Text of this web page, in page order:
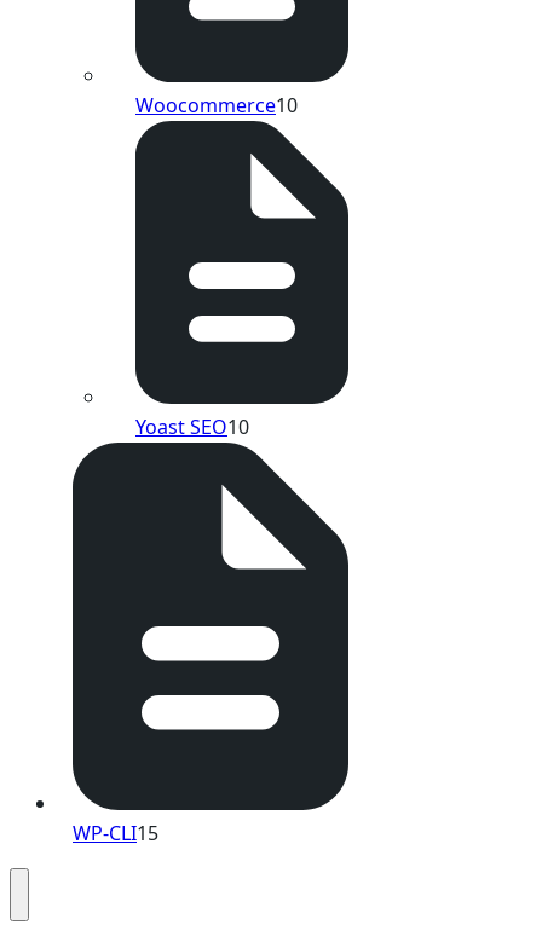
Woocommerce10
Yoast SEO10
WP-CLI15